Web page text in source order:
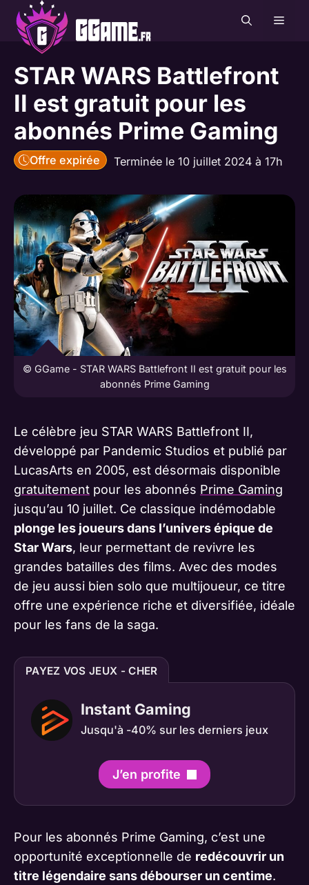
Aller
contenu
STAR WARS Battlefront
II est gratuit pour les
abonnés Prime Gaming
Offre expirée Terminée le 10 juillet 2024 à 17h
© GGame - STAR WARS Battlefront II est gratuit pour les
abonnés Prime Gaming
Le célèbre jeu STAR WARS Battlefront II,
développé par Pandemic Studios et publié par
LucasArts en 2005, est désormais disponible
gratuitement pour les abonnés Prime Gaming
jusqu’au 10 juillet. Ce classique indémodable
plonge les joueurs dans l’univers épique de
Star Wars, leur permettant de revivre les
grandes batailles des films. Avec des modes
de jeu aussi bien solo que multijoueur, ce titre
offre une expérience riche et diversifiée, idéale
pour les fans de la saga.
PAYEZ VOS JEUX - CHER
Instant Gaming
Jusqu'à -40% sur les derniers jeux
J’en profite
Pour les abonnés Prime Gaming, c’est une
opportunité exceptionnelle de redécouvrir un
titre légendaire sans débourser un centime.